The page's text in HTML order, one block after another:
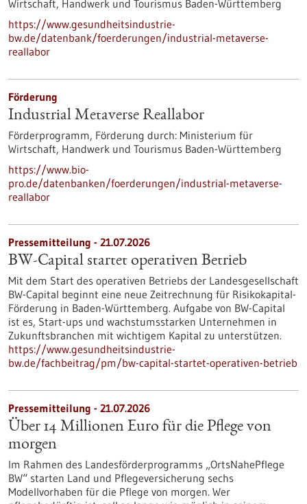
Wirtschaft, Handwerk und Tourismus Baden-Württemberg
https://www.gesundheitsindustrie-
bw.de/datenbank/foerderungen/industrial-metaverse-
reallabor
Förderung
Industrial Metaverse Reallabor
Förderprogramm, Förderung durch: Ministerium für
Wirtschaft, Handwerk und Tourismus Baden-Württemberg
https://www.bio-
pro.de/datenbanken/foerderungen/industrial-metaverse-
reallabor
Pressemitteilung - 21.07.2026
BW-Capital startet operativen Betrieb
Mit dem Start des operativen Betriebs der Landesgesellschaft
BW-Capital beginnt eine neue Zeitrechnung für Risikokapital-
Förderung in Baden-Württemberg. Aufgabe von BW-Capital
ist es, Start-ups und wachstumsstarken Unternehmen in
Zukunftsbranchen mit wichtigem Kapital zu unterstützen.
https://www.gesundheitsindustrie-
bw.de/fachbeitrag/pm/bw-capital-startet-operativen-betrieb
Pressemitteilung - 21.07.2026
Über 14 Millionen Euro für die Pflege von
morgen
Im Rahmen des Landesförderprogramms „OrtsNahePflege
BW“ starten Land und Pflegeversicherung sechs
Modellvorhaben für die Pflege von morgen. Wer